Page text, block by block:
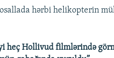
hərbi helikopterin
heç Hollivud filmlərində